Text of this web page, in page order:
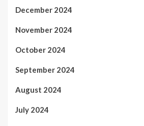
December 2024
November 2024
October 2024
September 2024
August 2024
July 2024